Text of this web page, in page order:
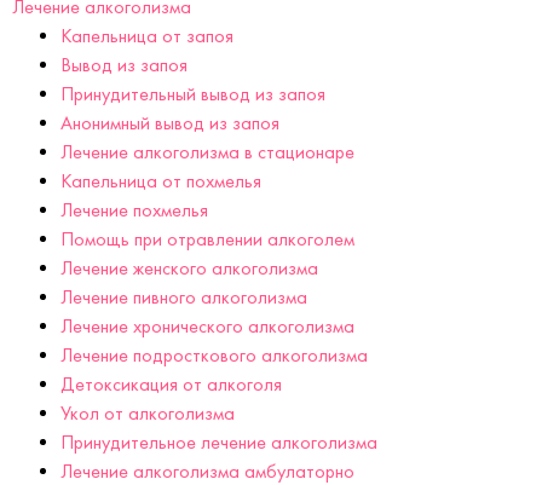
Лечение алкоголизма
Капельница от запоя
Вывод из запоя
Принудительный вывод из запоя
Анонимный вывод из запоя
Лечение алкоголизма в стационаре
Капельница от похмелья
Лечение похмелья
Помощь при отравлении алкоголем
Лечение женского алкоголизма
Лечение пивного алкоголизма
Лечение хронического алкоголизма
Лечение подросткового алкоголизма
Детоксикация от алкоголя
Укол от алкоголизма
Принудительное лечение алкоголизма
Лечение алкоголизма амбулаторно